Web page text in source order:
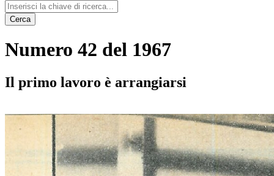
Cerca
Numero 42 del 1967
Il primo lavoro è arrangiarsi